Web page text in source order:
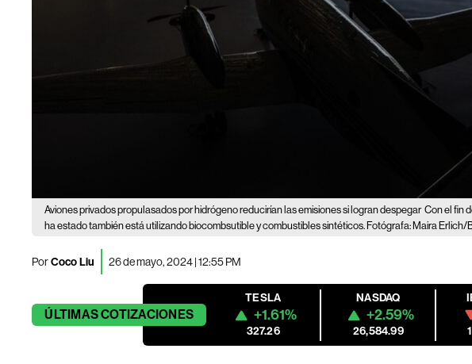
Aviones privados propulasados por hidrógeno reducirían las emisiones si logran despegar Con el fin
ha estado también está utilizando biocombsutible y combustibles sintéticos. Fotógrafa: Maira Erlich/
PorCoco Liu 26 de mayo, 2024 | 12:55 PM
ÚLTIMASCOTIZACIONES
TESLA
+1.61%
327.26
NASDAQ
+2.59%
26,584.99